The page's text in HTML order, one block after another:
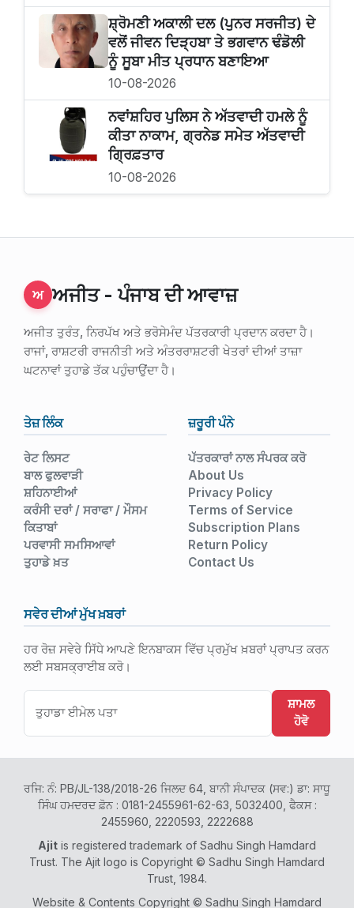
ਸ਼੍ਰੋਮਣੀ ਅਕਾਲੀ ਦਲ (ਪੁਨਰ ਸਰਜੀਤ) ਦੇ
ਵਲੋਂ ਜੀਵਨ ਦਿੜ੍ਹਬਾ ਤੇ ਭਗਵਾਨ ਢੰਡੋਲੀ
ਨੂੰ ਸੂਬਾ ਮੀਤ ਪ੍ਰਧਾਨ ਬਣਾਇਆ
10-08-2026
ਨਵਾਂਸ਼ਹਿਰ ਪੁਲਿਸ ਨੇ ਅੱਤਵਾਦੀ ਹਮਲੇ ਨੂੰ
ਕੀਤਾ ਨਾਕਾਮ, ਗ੍ਰਨੇਡ ਸਮੇਤ ਅੱਤਵਾਦੀ
ਗ੍ਰਿਫ਼ਤਾਰ
10-08-2026
ਅ ਅਜੀਤ - ਪੰਜਾਬ ਦੀ ਆਵਾਜ਼
ਅਜੀਤ ਤੁਰੰਤ, ਨਿਰਪੱਖ ਅਤੇ ਭਰੋਸੇਮੰਦ ਪੱਤਰਕਾਰੀ ਪ੍ਰਦਾਨ ਕਰਦਾ ਹੈ।
ਰਾਜਾਂ, ਰਾਸ਼ਟਰੀ ਰਾਜਨੀਤੀ ਅਤੇ ਅੰਤਰਰਾਸ਼ਟਰੀ ਖੇਤਰਾਂ ਦੀਆਂ ਤਾਜ਼ਾ
ਘਟਨਾਵਾਂ ਤੁਹਾਡੇ ਤੱਕ ਪਹੁੰਚਾਉਂਦਾ ਹੈ।
ਤੇਜ਼ ਲਿੰਕ
ਰੇਟ ਲਿਸਟ
ਬਾਲ ਫੁਲਵਾੜੀ
ਸ਼ਹਿਨਾਈਆਂ
ਕਰੰਸੀ ਦਰਾਂ / ਸਰਾਫਾ / ਮੌਸਮ
ਕਿਤਾਬਾਂ
ਪਰਵਾਸੀ ਸਮਸਿਆਵਾਂ
ਤੁਹਾਡੇ ਖ਼ਤ
ਜ਼ਰੂਰੀ ਪੰਨੇ
ਪੱਤਰਕਾਰਾਂ ਨਾਲ ਸੰਪਰਕ ਕਰੋ
About Us
Privacy Policy
Terms of Service
Subscription Plans
Return Policy
Contact Us
ਸਵੇਰ ਦੀਆਂ ਮੁੱਖ ਖ਼ਬਰਾਂ
ਹਰ ਰੋਜ਼ ਸਵੇਰੇ ਸਿੱਧੇ ਆਪਣੇ ਇਨਬਾਕਸ ਵਿੱਚ ਪ੍ਰਮੁੱਖ ਖ਼ਬਰਾਂ ਪ੍ਰਾਪਤ ਕਰਨ
ਲਈ ਸਬਸਕ੍ਰਾਈਬ ਕਰੋ।
ਸ਼ਾਮਲ
ਹੋਵੋ
ਰਜਿ: ਨੰ: PB/JL-138/2018-26 ਜਿਲਦ 64, ਬਾਨੀ ਸੰਪਾਦਕ (ਸਵ:) ਡਾ: ਸਾਧੂ
ਸਿੰਘ ਹਮਦਰਦ ਫ਼ੋਨ : 0181-2455961-62-63, 5032400, ਫੈਕਸ :
2455960, 2220593, 2222688
Ajit is registered trademark of Sadhu Singh Hamdard
Trust. The Ajit logo is Copyright © Sadhu Singh Hamdard
Trust, 1984.
Website & Contents Copyright © Sadhu Singh Hamdard